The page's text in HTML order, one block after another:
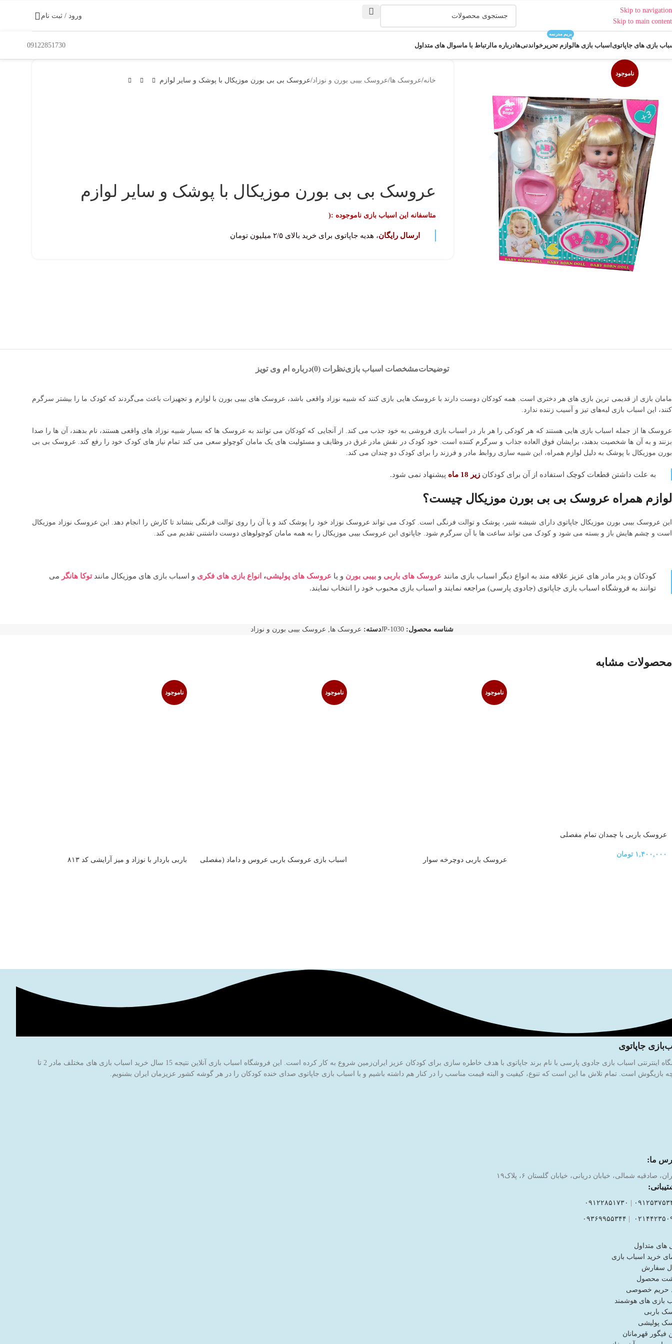
Skip to navigation
Skip to main content
ورود / ثبت نام
بازی های جاپاتویاسباب بازی هالوازم تحریر
بریم مدرسه
خواندنی‌هادرباره ماارتباط با ماسوال های متداول 09122851730
ناموجود
خانه عروسک ها عروسک بیبی بورن و نوزاد عروسک بی بی بورن موزیکال با پوشک و سایر لوازم
عروسک بی بی بورن موزیکال با پوشک و سایر لوازم
متاسفانه این اسباب بازی ناموجوده :(
ارسال رایگان، هدیه جاپاتوی برای خرید بالای ۲/۵ میلیون تومان
توضیحاتمشخصات اسباب بازینظرات (0) درباره ام وی تویز
مامان بازی از قدیمی ترین بازی های هر دختری است. همه کودکان دوست دارند با عروسک هایی بازی کنند که شبیه نوزاد واقعی باشد، عروسک های بیبی بورن با لوازم و تجهیزات باعث می‌گردند که کودک ما را بیشتر سرگرم
کنند، این اسباب بازی لبه‌های تیز و آسیب زننده ندارد.
عروسک ها از جمله اسباب بازی هایی هستند که هر کودکی را هر بار در اسباب بازی فروشی به خود جذب می کند. از آنجایی که کودکان می توانند به عروسک ها که بسیار شبیه نوزاد های واقعی هستند، نام بدهند، آن ها را صدا
بزنند و به آن ها شخصیت بدهند، برایشان فوق العاده جذاب و سرگرم کننده است. خود کودک در نقش مادر غرق در وظایف و مسئولیت های یک مامان کوچولو سعی می کند تمام نیاز های کودک خود را رفع کند. عروسک بی بی
بورن موزیکال با پوشک به دلیل لوازم همراه، این شبیه سازی روابط مادر و فرزند را برای کودک دو چندان می کند.
به علت داشتن قطعات کوچک استفاده از آن برای کودکان زیر 18 ماه پیشنهاد نمی شود.
لوازم همراه عروسک بی بی بورن موزیکال چیست؟
این عروسک بیبی بورن موزیکال جاپاتوی دارای شیشه شیر، پوشک و توالت فرنگی است. کودک می تواند عروسک نوزاد خود را پوشک کند و یا آن را روی توالت فرنگی بنشاند تا کارش را انجام دهد. این عروسک نوزاد موزیکال
است و چشم هایش باز و بسته می شود و کودک می تواند ساعت ها با آن سرگرم شود. جاپاتوی این عروسک بیبی موزیکال را به همه مامان کوچولوهای دوست داشتنی تقدیم می کند.
کودکان و پدر مادر های عزیز علاقه مند به انواع دیگر اسباب بازی مانند عروسک های باربی و بیبی بورن و یا عروسک های پولیشی، انواع بازی های فکری و اسباب بازی های موزیکال مانندتوکا هانگر می
توانند به فروشگاه اسباب بازی جاپاتوی (جادوی پارسی) مراجعه نمایند و اسباب بازی محبوب خود را انتخاب نمایند.
شناسه محصول: JP-1030دسته: عروسک ها, عروسک بیبی بورن و نوزاد
محصولات مشابه
عروسک باربی با چمدان تمام مفصلی
۱,۴۰۰,۰۰۰ تومان
ناموجود
عروسک باربی دوچرخه سوار
ناموجود
اسباب بازی عروسک باربی عروس و داماد (مفصلی
ناموجود
باربی باردار با نوزاد و میز آرایشی کد ۸۱۳
جاپاتوی
فروشگاه اینترنتی اسباب بازی جادوی پارسی با نام برند جاپاتوی با هدف خاطره سازی برای کودکان عزیز ایران‌زمین شروع به کار کرده است. این فروشگاه اسباب بازی آنلاین نتیجه 15 سال خرید اسباب بازی های مختلف مادر 2 تا
بازیگوش است. تمام تلاش ما این است که تنوع، کیفیت و البته قیمت مناسب را در کنار هم داشته باشیم و با اسباب بازی جاپاتوی صدای خنده کودکان را در هر گوشه کشور عزیزمان ایران بشنویم.
ما:
صادقیه شمالی، خیابان دریانی، خیابان گلستان ۶، پلاک۱۹
| ۰۹۱۲۲۸۵۱۷۳۰
| ۰۹۳۶۹۹۵۵۳۴۴
های متداول
خرید اسباب بازی
سفارش
محصول
حریم خصوصی
بازی های هوشمند
باربی
پولیشی
فیگور قهرمانان